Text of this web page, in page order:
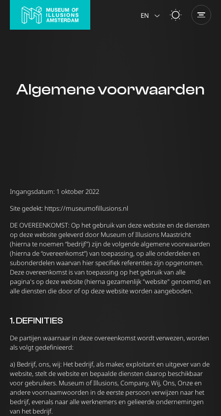
EN
Algemene voorwaarden
Ingangsdatum: 1 oktober 2022
Site gedekt: https://museumofillusions.nl
DE OVEREENKOMST: Op het gebruik van deze website en de diensten
op deze website geleverd door Museum of Illusions Maastricht
(hierna te noemen “bedrijf”) zijn de volgende algemene voorwaarden
(hierna de “overeenkomst”) van toepassing, op alle onderdelen en
subonderdelen waarvan hier specifiek referenties zijn opgenomen.
Deze overeenkomst is van toepassing op het gebruik van alle
pagina's op deze website (hierna gezamenlijk "website" genoemd) en
alle diensten die door of op deze website worden aangeboden.
1. DEFINITIES
De partijen waarnaar in deze overeenkomst wordt verwezen, worden
als volgt gedefinieerd:
a) Bedrijf, ons, wij: Het bedrijf, als maker, exploitant en uitgever van de
website, stelt de website en bepaalde diensten daarop beschikbaar
voor gebruikers. Museum of Illusions, Company, Wij, Ons, Onze en
andere voornaamwoorden in de eerste persoon verwijzen naar het
bedrijf, evenals naar alle werknemers en gelieerde ondernemingen
van het bedrijf.